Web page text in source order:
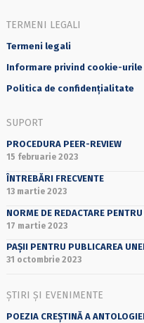
TERMENI LEGALI
Termeni legali
Informare privind cookie-urile
Politica de confidențialitate
SUPORT
PROCEDURA PEER-REVIEW
15 februarie 2023
ÎNTREBĂRI FRECVENTE
13 martie 2023
NORME DE REDACTARE
17 martie 2023
PAȘII PENTRU PUBLICAREA
31 octombrie 2023
ȘTIRI ȘI EVENIMENTE
POEZIA CREȘTINĂ A